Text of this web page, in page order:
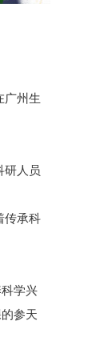
广州生
研人员
传承科
学兴
参天